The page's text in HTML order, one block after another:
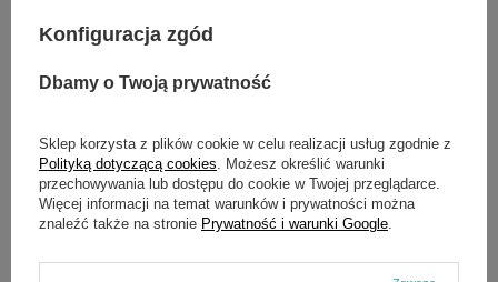
OPIS
G160F(D) LC50ZB23-3.1Q LC80ZB20-3.1Q H200 LC170F(D)S
LC170F zam.171610002-T040 CZĘŚĆ ORYGINALNA
Konfiguracja zgód
Dbamy o Twoją prywatność
Sklep korzysta z plików cookie w celu realizacji usług zgodnie z
Polityką dotyczącą cookies . Możesz określić warunki
przechowywania lub dostępu do cookie w Twojej przeglądarce.
Więcej informacji na temat warunków i prywatności można
znaleźć także na stronie Prywatność i warunki Google